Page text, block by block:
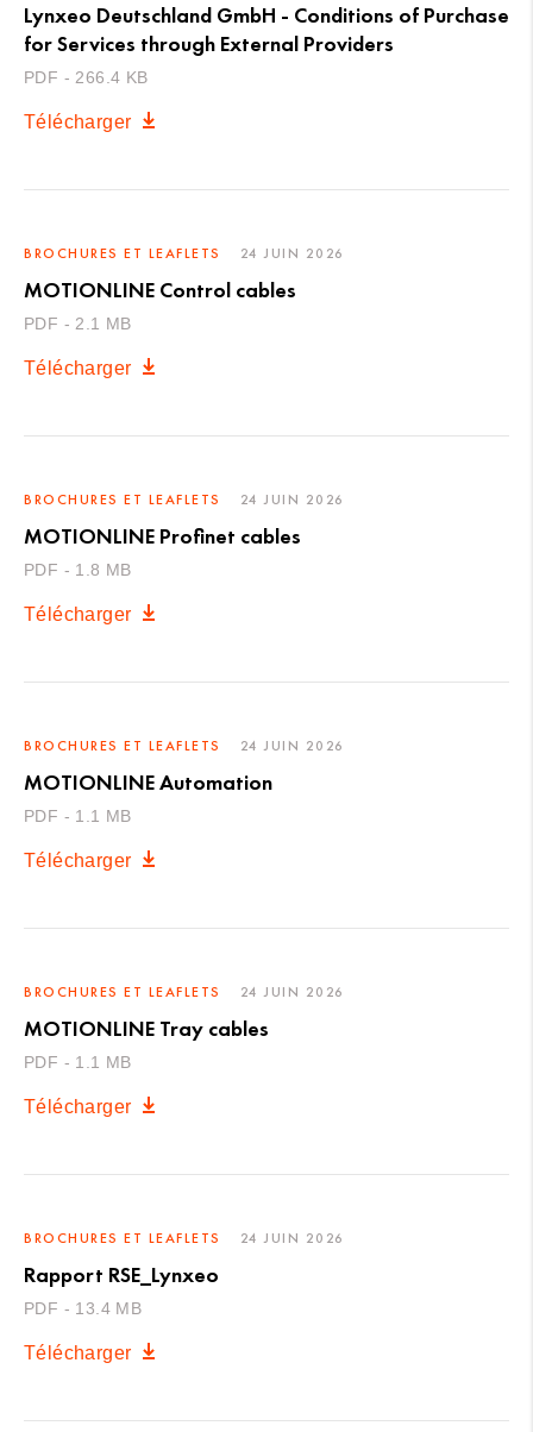
Lynxeo Deutschland GmbH - Conditions of Purchase
for Services through External Providers
PDF - 266.4 KB
Télécharger
BROCHURES ET LEAFLETS 24 JUIN 2026
MOTIONLINE Control cables
PDF - 2.1 MB
Télécharger
BROCHURES ET LEAFLETS 24 JUIN 2026
MOTIONLINE Profinet cables
PDF - 1.8 MB
Télécharger
BROCHURES ET LEAFLETS 24 JUIN 2026
MOTIONLINE Automation
PDF - 1.1 MB
Télécharger
BROCHURES ET LEAFLETS 24 JUIN 2026
MOTIONLINE Tray cables
PDF - 1.1 MB
Télécharger
BROCHURES ET LEAFLETS 24 JUIN 2026
Rapport RSE_Lynxeo
PDF - 13.4 MB
Télécharger